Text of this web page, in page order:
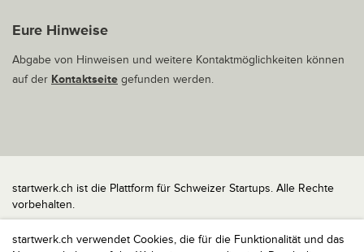
startwerk.ch verwendet Cookies, die für die Funktionalität und das
Eure Hinweise
Abgabe von Hinweisen und weitere Kontaktmöglichkeiten können
auf der Kontaktseite gefunden werden.
startwerk.ch ist die Plattform für Schweizer Startups. Alle Rechte
vorbehalten.
Impressum